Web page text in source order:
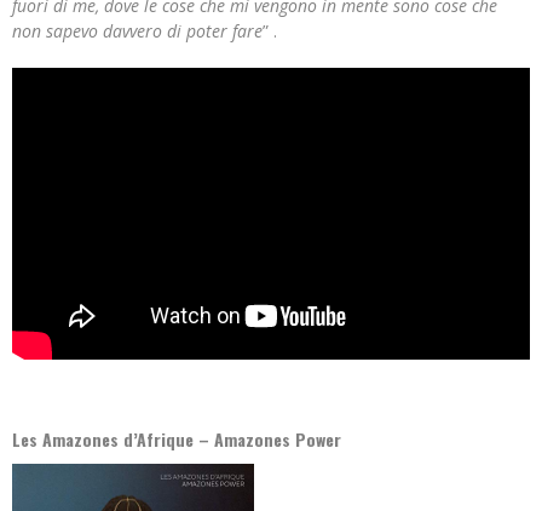
fuori di me, dove le cose che mi vengono in mente sono cose che
non sapevo davvero di poter fare” .
Les Amazones d’Afrique – Amazones Power